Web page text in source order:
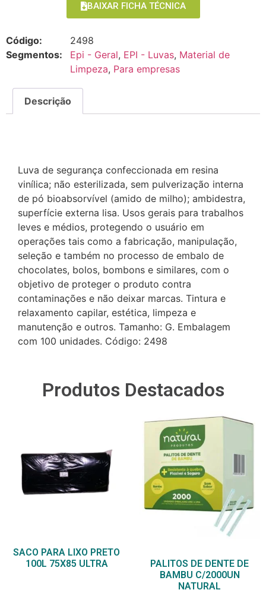
BAIXAR FICHA TÉCNICA
Código:
2498
Segmentos:
Epi - Geral, EPI - Luvas, Material de
Limpeza, Para empresas
Descrição
Luva de segurança confeccionada em resina
vinílica; não esterilizada, sem pulverização interna
de pó bioabsorvível (amido de milho); ambidestra,
superfície externa lisa. Usos gerais para trabalhos
leves e médios, protegendo o usuário em
operações tais como a fabricação, manipulação,
seleção e também no processo de embalo de
chocolates, bolos, bombons e similares, com o
objetivo de proteger o produto contra
contaminações e não deixar marcas. Tintura e
relaxamento capilar, estética, limpeza e
manutenção e outros. Tamanho: G. Embalagem
com 100 unidades. Código: 2498
Produtos Destacados
SACO PARA LIXO PRETO
100L 75X85 ULTRA
PALITOS DE DENTE DE
BAMBU C/2000UN
NATURAL